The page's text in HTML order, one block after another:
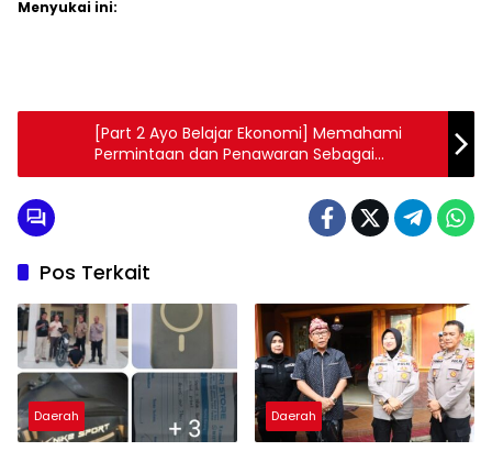
Menyukai ini:
[Part 2 Ayo Belajar Ekonomi] Memahami
Permintaan dan Penawaran Sebagai
Penentu Harga Pasar
Pos Terkait
Daerah Daerah